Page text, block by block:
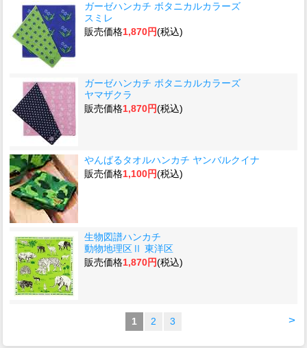
ガーゼハンカチ ボタニカルカラーズ
スミレ
販売価格1,870円(税込)
ガーゼハンカチ ボタニカルカラーズ
ヤマザクラ
販売価格1,870円(税込)
やんばるタオルハンカチ ヤンバルクイナ
販売価格1,100円(税込)
生物図譜ハンカチ
動物地理区Ⅱ 東洋区
販売価格1,870円(税込)
>
1 2 3